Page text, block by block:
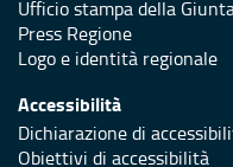
Ufficio stampa della
Press Regione
Logo e identità regionale
Accessibilità
Dichiarazione di
Obiettivi di accessibilità